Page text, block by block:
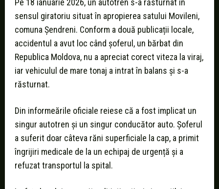
Pe 18 ianuarie 2026, un autotren s-a răsturnat în
sensul giratoriu situat în apropierea satului Movileni,
comuna Șendreni. Conform a două publicații locale,
accidentul a avut loc când şoferul, un bărbat din
Republica Moldova, nu a apreciat corect viteza la viraj,
iar vehiculul de mare tonaj a intrat în balans şi s-a
răsturnat.
Din informeările oficiale reiese că a fost implicat un
singur autotren şi un singur conducător auto. Șoferul
a suferit doar câteva răni superficiale la cap, a primit
îngrijiri medicale de la un echipaj de urgență şi a
refuzat transportul la spital.